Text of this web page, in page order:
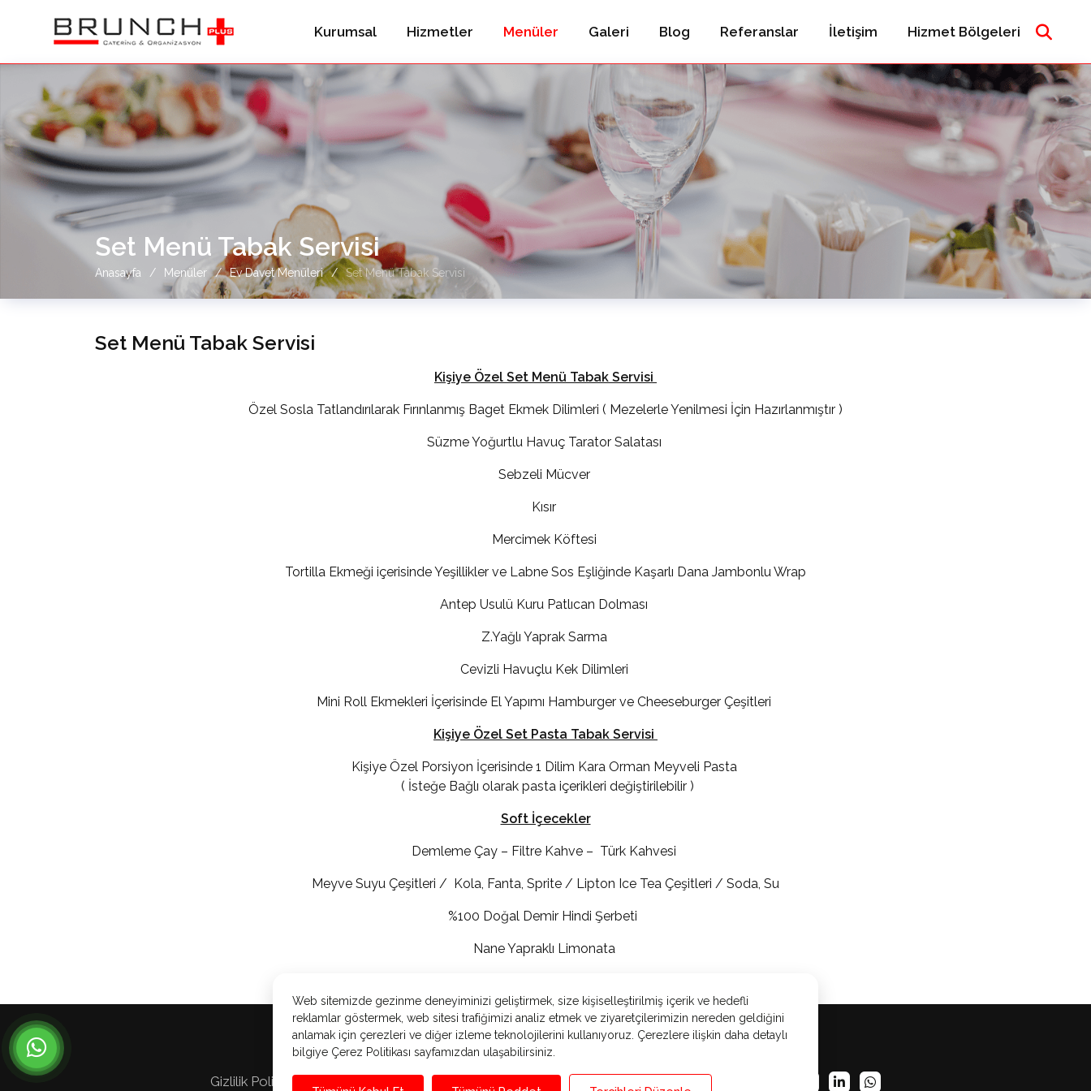
Web sitemizde gezinme deneyiminizi geliştirmek, size kişiselleştirilmiş içerik ve hedefli
reklamlar göstermek, web sitesi trafiğimizi analiz etmek ve ziyaretçilerimizin nereden geldiğini
anlamak için çerezleri ve diğer izleme teknolojilerini kullanıyoruz. Çerezlere ilişkin daha detaylı
bilgiye Çerez Politikası sayfamızdan ulaşabilirsiniz.
Kurumsal Hizmetler Menüler Galeri Blog Referanslar İletişim Hizmet Bölgeleri
Set Menü Tabak Servisi
Anasayfa Menüler Ev Davet Menüleri Set Menü Tabak Servisi
Set Menü Tabak Servisi
Kişiye Özel Set Menü Tabak Servisi
Özel Sosla Tatlandırılarak Fırınlanmış Baget Ekmek Dilimleri ( Mezelerle Yenilmesi İçin Hazırlanmıştır )
Süzme Yoğurtlu Havuç Tarator Salatası
Sebzeli Mücver
Kısır
Mercimek Köftesi
Tortilla Ekmeği içerisinde Yeşillikler ve Labne Sos Eşliğinde Kaşarlı Dana Jambonlu Wrap
Antep Usulü Kuru Patlıcan Dolması
Z.Yağlı Yaprak Sarma
Cevizli Havuçlu Kek Dilimleri
Mini Roll Ekmekleri İçerisinde El Yapımı Hamburger ve Cheeseburger Çeşitleri
Kişiye Özel Set Pasta Tabak Servisi
Kişiye Özel Porsiyon İçerisinde 1 Dilim Kara Orman Meyveli Pasta
( İsteğe Bağlı olarak pasta içerikleri değiştirilebilir )
Soft İçecekler
Demleme Çay – Filtre Kahve – Türk Kahvesi
Meyve Suyu Çeşitleri / Kola, Fanta, Sprite / Lipton Ice Tea Çeşitleri / Soda, Su
%100 Doğal Demir Hindi Şerbeti
Nane Yapraklı Limonata
+90 216 576 20 20 info@brunchplus.com
Gizlilik Politikası Açık Rıza Beyanı